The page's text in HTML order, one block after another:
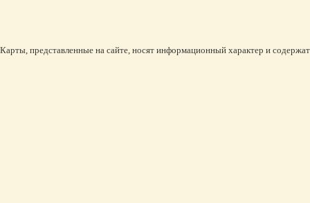
Карты, представленные на сайте, носят информационный характер и